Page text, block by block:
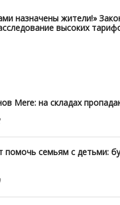
назначены жители!»
высоких
Mere: на складах
семьям с детьми: